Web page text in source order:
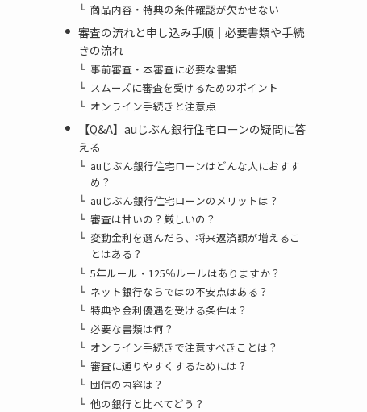
商品内容・特典の条件確認が欠かせない
審査の流れと申し込み手順｜必要書類や手続
きの流れ
事前審査・本審査に必要な書類
スムーズに審査を受けるためのポイント
オンライン手続きと注意点
【Q&A】auじぶん銀行住宅ローンの疑問に答
える
auじぶん銀行住宅ローンはどんな人におすす
め？
auじぶん銀行住宅ローンのメリットは？
審査は甘いの？厳しいの？
変動金利を選んだら、将来返済額が増えるこ
とはある？
5年ルール・125％ルールはありますか？
ネット銀行ならではの不安点はある？
特典や金利優遇を受ける条件は？
必要な書類は何？
オンライン手続きで注意すべきことは？
審査に通りやすくするためには？
団信の内容は？
他の銀行と比べてどう？